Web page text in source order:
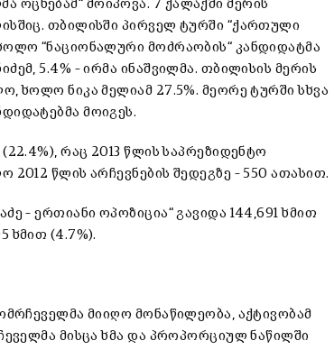
ოცნებამ“ მოიპოვა. 7 ქალაქში მერის
თბილისში პირველ ტურში “ქართული
“ნაციონალური მოძრაობის“ კანდიდატმა
5.4% – ირმა ინაშვილმა. თბილისის მერის
ხოლო ნიკა მელიამ 27.5%. მეორე ტურში სხვა
მოიგეს.
რაც 2013 წლის საპრეზიდენტო
2012 წლის არჩევნების შედეგზე – 550 ათასით.
– ერთიანი ოპოზიცია“ გავიდა 144,691 ხმით
ხმით (4.7%).
მიიღო მონაწილეობა, აქტივობამ
მისცა ხმა და პროპორციულ ნაწილში